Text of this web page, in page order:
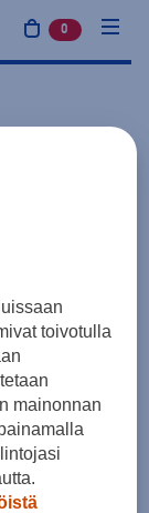
0 tuotetta
toivotulla
mainonnan